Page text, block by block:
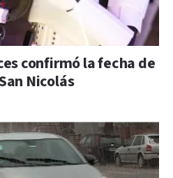
confirmó la fecha de
Nicolás